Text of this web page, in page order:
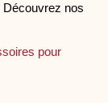
Découvrez nos
pour